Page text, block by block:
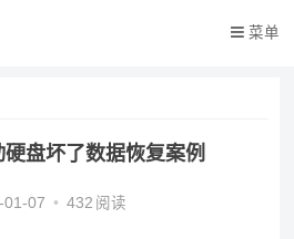
菜单
盘坏了数据恢复案例
01-07 • 432 阅读